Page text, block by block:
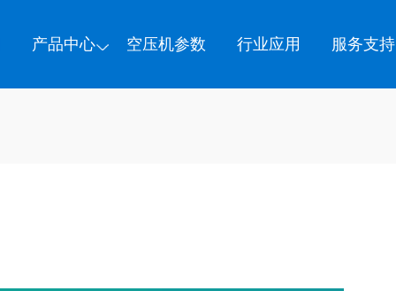
产品中心 空压机参数 行业应用 服务支持